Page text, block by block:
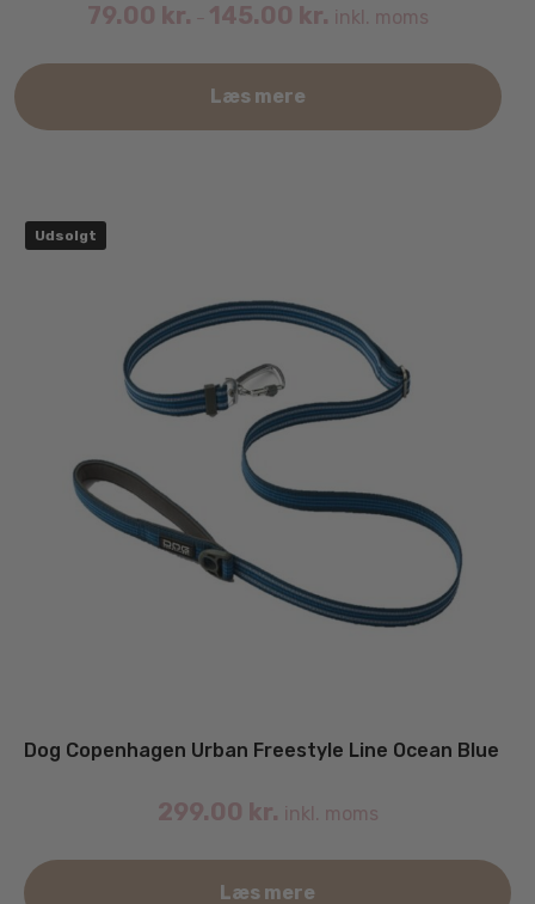
79.00 kr. – 145.00 kr. inkl. moms
Læs mere
Udsolgt
Dog Copenhagen Urban Freestyle Line Ocean Blue
299.00 kr. inkl. moms
Læs mere